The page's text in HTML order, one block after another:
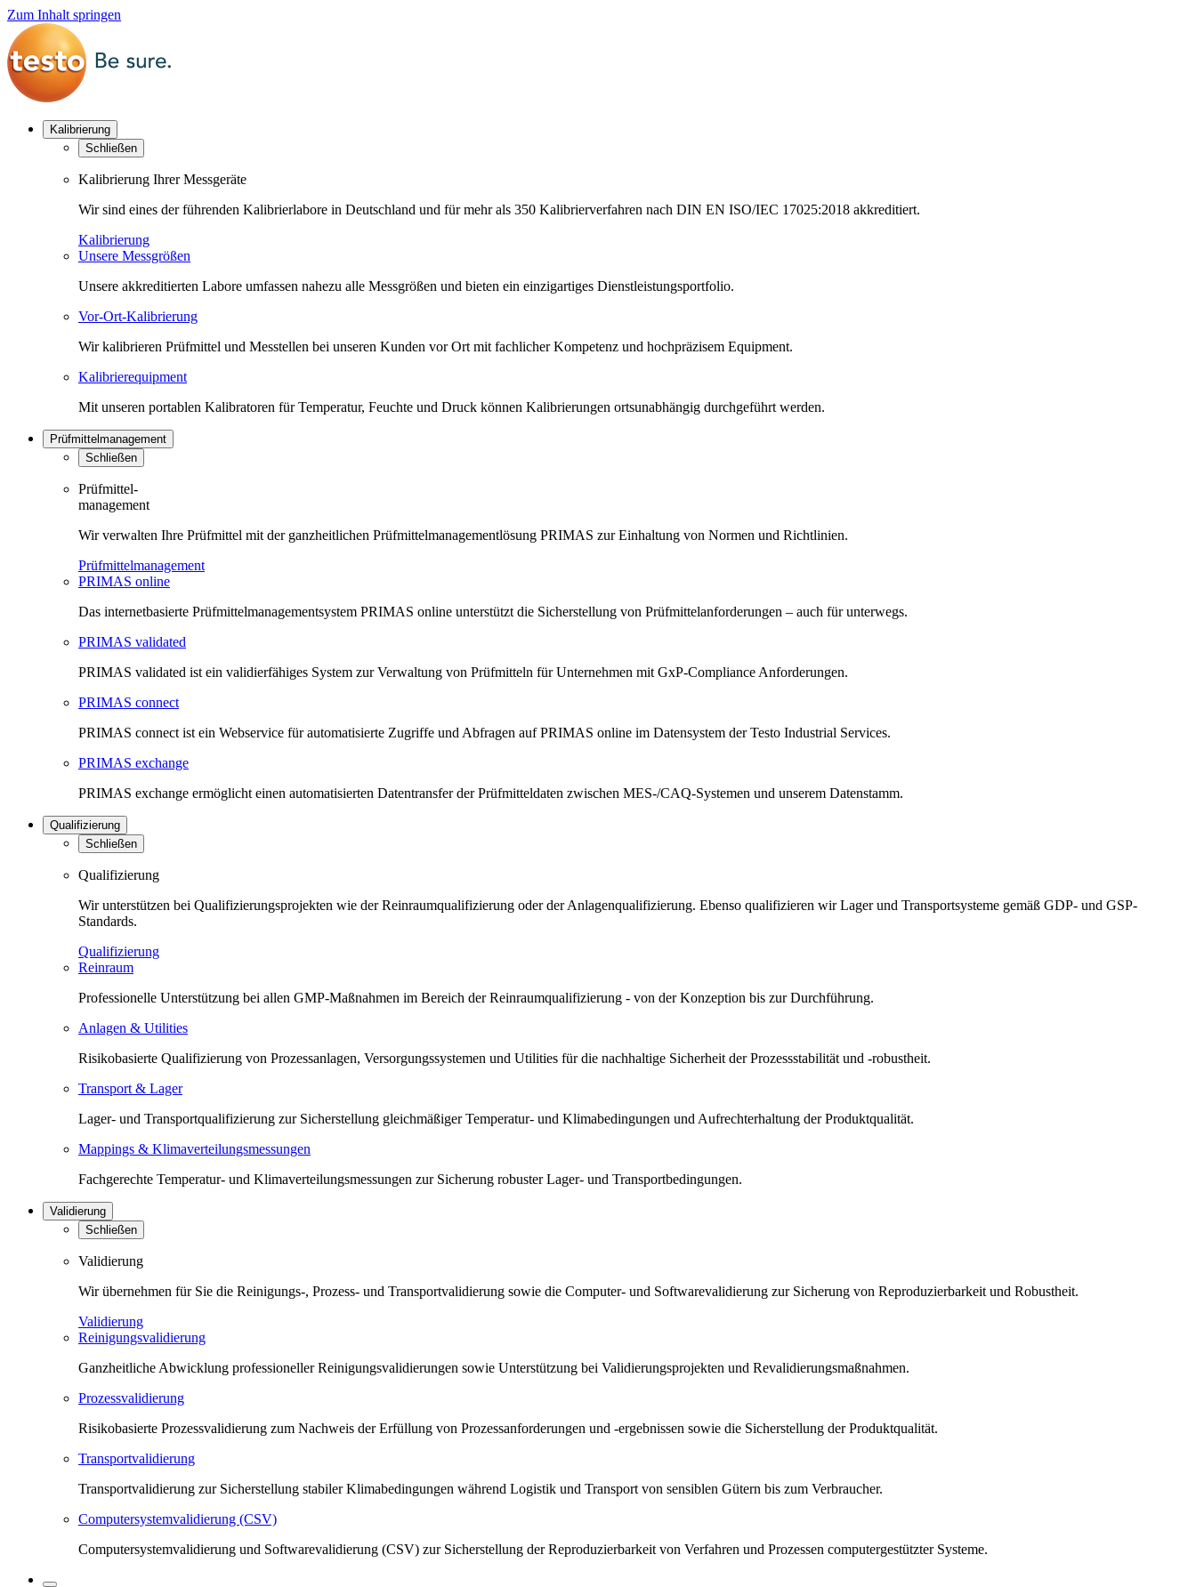
Zum Inhalt springen
Kalibrierung
Schließen
Kalibrierung Ihrer Messgeräte
Wir sind eines der führenden Kalibrierlabore in Deutschland und für mehr als 350 Kalibrierverfahren nach DIN EN ISO/IEC 17025:2018 akkreditiert.
Kalibrierung
Unsere Messgrößen
Unsere akkreditierten Labore umfassen nahezu alle Messgrößen und bieten ein einzigartiges Dienstleistungsportfolio.
Vor-Ort-Kalibrierung
Wir kalibrieren Prüfmittel und Messtellen bei unseren Kunden vor Ort mit fachlicher Kompetenz und hochpräzisem Equipment.
Kalibrierequipment
Mit unseren portablen Kalibratoren für Temperatur, Feuchte und Druck können Kalibrierungen ortsunabhängig durchgeführt werden.
Prüfmittelmanagement
Schließen
Prüfmittel-
management
Wir verwalten Ihre Prüfmittel mit der ganzheitlichen Prüfmittelmanagementlösung PRIMAS zur Einhaltung von Normen und Richtlinien.
Prüfmittelmanagement
PRIMAS online
Das internetbasierte Prüfmittelmanagementsystem PRIMAS online unterstützt die Sicherstellung von Prüfmittelanforderungen – auch für unterwegs.
PRIMAS validated
PRIMAS validated ist ein validierfähiges System zur Verwaltung von Prüfmitteln für Unternehmen mit GxP-Compliance Anforderungen.
PRIMAS connect
PRIMAS connect ist ein Webservice für automatisierte Zugriffe und Abfragen auf PRIMAS online im Datensystem der Testo Industrial Services.
PRIMAS exchange
PRIMAS exchange ermöglicht einen automatisierten Datentransfer der Prüfmitteldaten zwischen MES-/CAQ-Systemen und unserem Datenstamm.
Qualifizierung
Schließen
Qualifizierung
Wir unterstützen bei Qualifizierungsprojekten wie der Reinraumqualifizierung oder der Anlagenqualifizierung. Ebenso qualifizieren wir Lager und Transportsysteme gemäß GDP- und GSP-
Standards.
Qualifizierung
Reinraum
Professionelle Unterstützung bei allen GMP-Maßnahmen im Bereich der Reinraumqualifizierung - von der Konzeption bis zur Durchführung.
Anlagen & Utilities
Risikobasierte Qualifizierung von Prozessanlagen, Versorgungssystemen und Utilities für die nachhaltige Sicherheit der Prozessstabilität und -robustheit.
Transport & Lager
Lager- und Transportqualifizierung zur Sicherstellung gleichmäßiger Temperatur- und Klimabedingungen und Aufrechterhaltung der Produktqualität.
Mappings & Klimaverteilungsmessungen
Fachgerechte Temperatur- und Klimaverteilungsmessungen zur Sicherung robuster Lager- und Transportbedingungen.
Validierung
Schließen
Validierung
Wir übernehmen für Sie die Reinigungs-, Prozess- und Transportvalidierung sowie die Computer- und Softwarevalidierung zur Sicherung von Reproduzierbarkeit und Robustheit.
Validierung
Reinigungsvalidierung
Ganzheitliche Abwicklung professioneller Reinigungsvalidierungen sowie Unterstützung bei Validierungsprojekten und Revalidierungsmaßnahmen.
Prozessvalidierung
Risikobasierte Prozessvalidierung zum Nachweis der Erfüllung von Prozessanforderungen und -ergebnissen sowie die Sicherstellung der Produktqualität.
Transportvalidierung
Transportvalidierung zur Sicherstellung stabiler Klimabedingungen während Logistik und Transport von sensiblen Gütern bis zum Verbraucher.
Computersystemvalidierung (CSV)
Computersystemvalidierung und Softwarevalidierung (CSV) zur Sicherstellung der Reproduzierbarkeit von Verfahren und Prozessen computergestützter Systeme.